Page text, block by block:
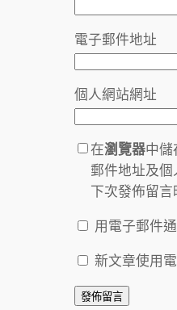
電子郵件地址
個人網站網址
在瀏覽器中儲
郵件地址及
下次發佈留言
用電子郵件
新文章使用